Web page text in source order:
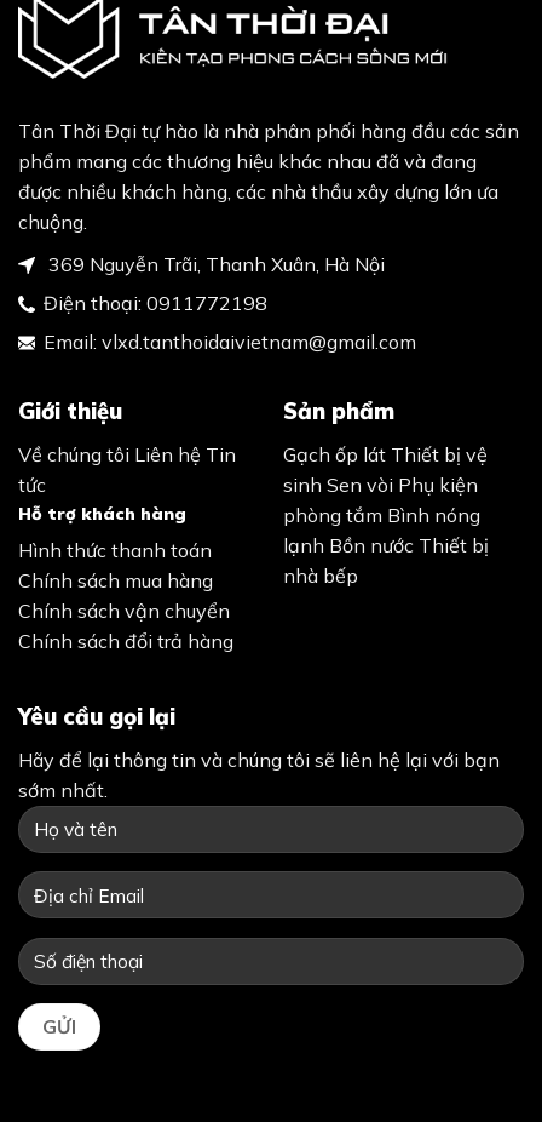
Tân Thời Đại tự hào là nhà phân phối hàng đầu các sản
phẩm mang các thương hiệu khác nhau đã và đang
được nhiều khách hàng, các nhà thầu xây dựng lớn ưa
chuộng.
369 Nguyễn Trãi, Thanh Xuân, Hà Nội
Điện thoại: 0911772198
Email: vlxd.tanthoidaivietnam@gmail.com
Giới thiệu
Về chúng tôi Liên hệ Tin
tức
Hỗ trợ khách hàng
Hình thức thanh toán
Chính sách mua hàng
Chính sách vận chuyển
Chính sách đổi trả hàng
Sản phẩm
Gạch ốp lát Thiết bị vệ
sinh Sen vòi Phụ kiện
phòng tắm Bình nóng
lạnh Bồn nước Thiết bị
nhà bếp
Yêu cầu gọi lại
Hãy để lại thông tin và chúng tôi sẽ liên hệ lại với bạn
sớm nhất.